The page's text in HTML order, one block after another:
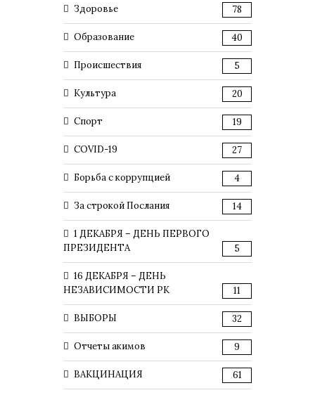
Здоровье 78
Образование 40
Происшествия 5
Культура 20
Спорт 19
COVID-19 27
Борьба с коррупцией 4
За строкой Послания 14
1 ДЕКАБРЯ – ДЕНЬ ПЕРВОГО
ПРЕЗИДЕНТА
5
16 ДЕКАБРЯ – ДЕНЬ
НЕЗАВИСИМОСТИ РК
11
ВЫБОРЫ 32
Отчеты акимов 9
ВАКЦИНАЦИЯ 61